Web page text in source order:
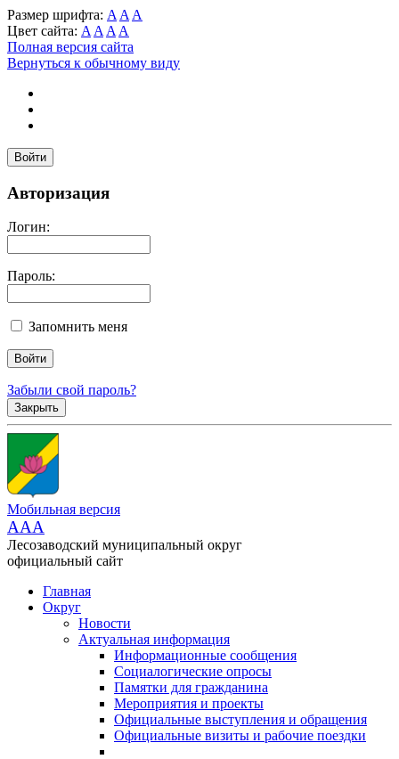
Размер шрифта: A A A
Цвет сайта: A A A A
Полная версия сайта
Вернуться к обычному виду
Войти
Авторизация
Логин:
Пароль:
Запомнить меня
Забыли свой пароль?
Закрыть
Мобильная версия
AAA
Лесозаводский муниципальный округ
официальный сайт
Главная
Округ
Новости
Актуальная информация
Информационные сообщения
Социалогические опросы
Памятки для гражданина
Мероприятия и проекты
Официальные выступления и обращения
Официальные визиты и рабочие поездки